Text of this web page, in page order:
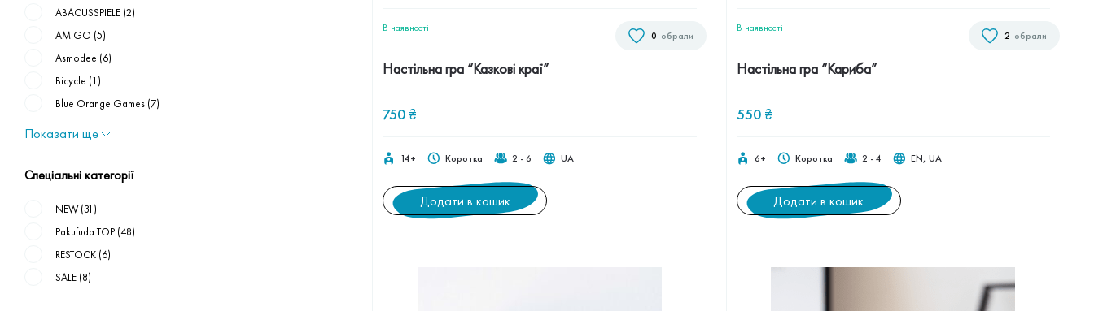
обрали
0
В наявностi
Настільна гра “Казкові краї”
750 ₴
14+ Коротка 2 - 6 UA
Додати в кошик
обрали
2
В наявностi
Настільна гра “Кариба”
550 ₴
6+ Коротка 2 - 4 EN, UA
Додати в кошик
ABACUSSPIELE (2)
AMIGO (5)
Asmodee (6)
Bicycle (1)
Blue Orange Games (7)
Показати ще
Спеціальні категорії
NEW (31)
Pakufuda TOP (48)
RESTOCK (6)
SALE (8)